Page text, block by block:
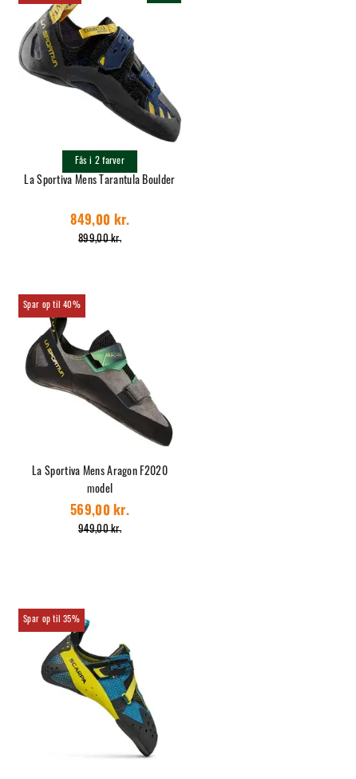
La Sportiva Mens Tarantula Boulder
899,00 kr.
849,00 kr.
Fås i 2 farver
40%
La Sportiva Mens Aragon F2020
model
949,00 kr.
569,00 kr.
35%